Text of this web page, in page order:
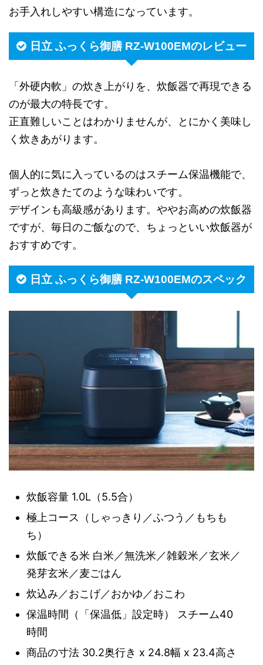
お手入れしやすい構造になっています。
日立 ふっくら御膳 RZ-W100EMのレビュー
「外硬内軟」の炊き上がりを、炊飯器で再現できる
のが最大の特長です。
正直難しいことはわかりませんが、とにかく美味し
く炊きあがります。
個人的に気に入っているのはスチーム保温機能で、
ずっと炊きたてのような味わいです。
デザインも高級感があります。ややお高めの炊飯器
ですが、毎日のご飯なので、ちょっといい炊飯器が
おすすめです。
日立 ふっくら御膳 RZ-W100EMのスペック
炊飯容量 1.0L（5.5合）
極上コース（しゃっきり／ふつう／もちも
ち）
炊飯できる米 白米／無洗米／雑穀米／玄米／
発芽玄米／麦ごはん
炊込み／おこげ／おかゆ／おこわ
保温時間（「保温低」設定時） スチーム40
時間
商品の寸法 30.2奥行き x 24.8幅 x 23.4高さ